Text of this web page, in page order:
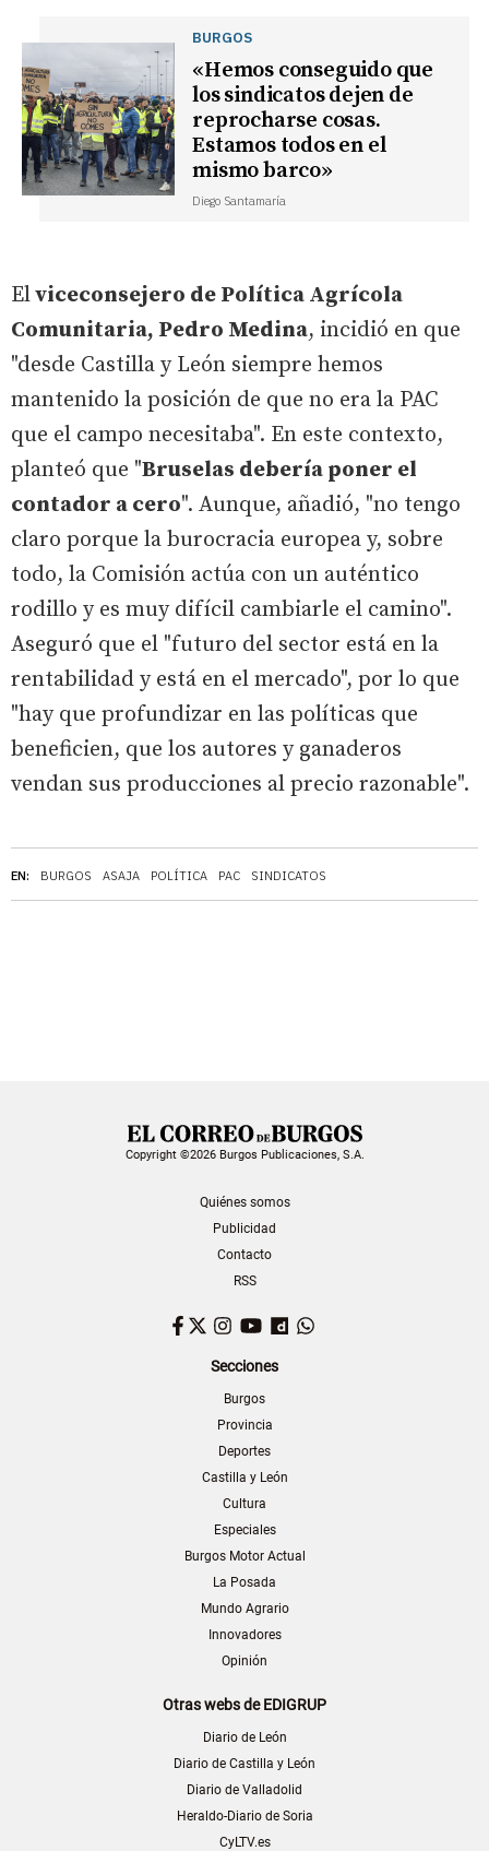
EN: BURGOS ASAJA POLÍTICA PAC SINDICATOS
BURGOS
«Hemos conseguido que
los sindicatos dejen de
reprocharse cosas.
Estamos todos en el
mismo barco»
Diego Santamaría
Elviceconsejero de Política Agrícola
Comunitaria, Pedro Medina, incidió en que
"desde Castilla y León siempre hemos
mantenido la posición de que no era la PAC
que el campo necesitaba". En este contexto,
planteó que "Bruselas debería poner el
contador a cero". Aunque, añadió, "no tengo
claro porque la burocracia europea y, sobre
todo, la Comisión actúa con un auténtico
rodillo y es muy difícil cambiarle el camino".
Aseguró que el "futuro del sector está en la
rentabilidad y está en el mercado", por lo que
"hay que profundizar en las políticas que
beneficien, que los autores y ganaderos
vendan sus producciones al precio razonable".
Copyright ©2026 Burgos Publicaciones, S.A.
Quiénes somos
Publicidad
Contacto
RSS
Facebook
TwitterInstagram
YouTubeDailymotion
Secciones
Burgos
Provincia
Deportes
Castilla y León
Cultura
Especiales
Burgos Motor Actual
La Posada
Mundo Agrario
Innovadores
Opinión
Otras webs de EDIGRUP
Diario de León
Diario de Castilla y León
Diario de Valladolid
Heraldo-Diario de Soria
CyLTV.es